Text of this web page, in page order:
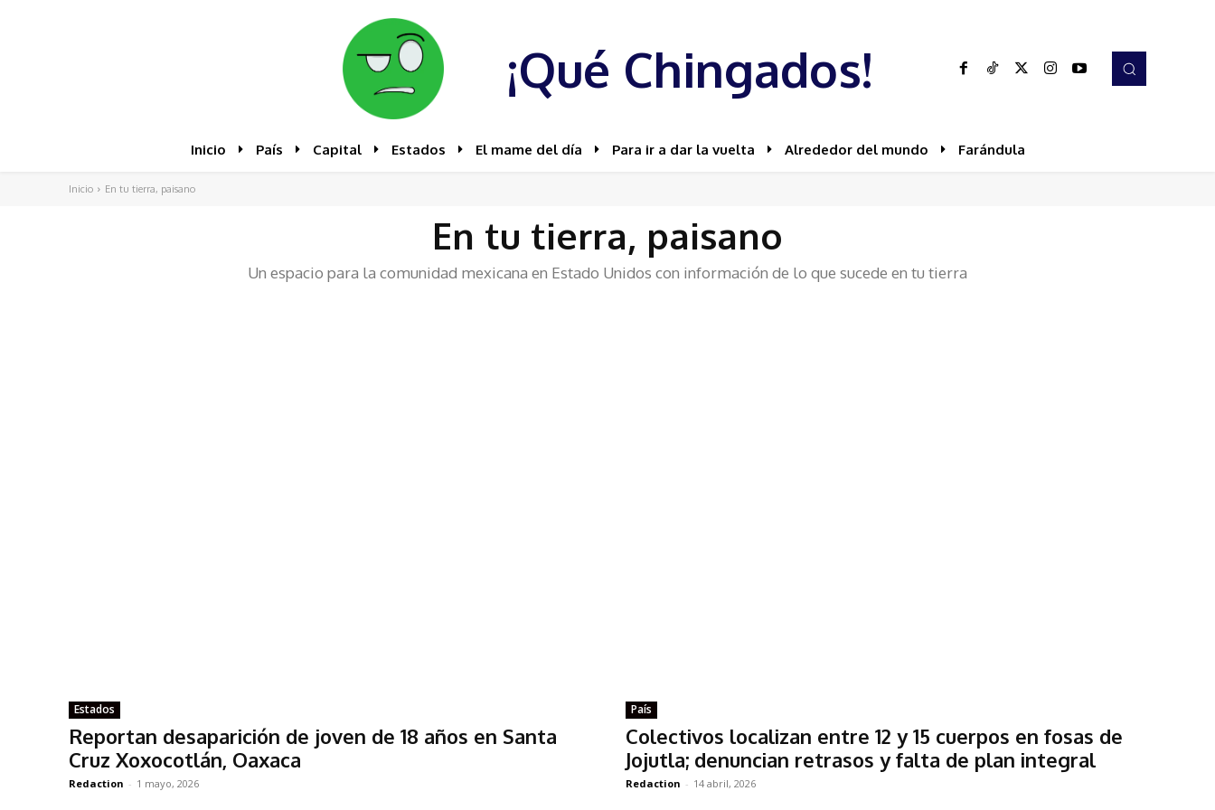
¡Qué Chingados!
Inicio País Capital Estados El mame del día Para ir a dar la vuelta Alrededor del mundo Farándula
Inicio En tu tierra, paisano
En tu tierra, paisano
Un espacio para la comunidad mexicana en Estado Unidos con información de lo que sucede en tu tierra
Estados
Reportan desaparición de joven de 18 años en Santa
Cruz Xoxocotlán, Oaxaca
Redaction - 1 mayo, 2026
País
Colectivos localizan entre 12 y 15 cuerpos en fosas de
Jojutla; denuncian retrasos y falta de plan integral
Redaction - 14 abril, 2026